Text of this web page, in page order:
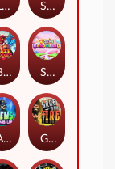
Life and Death Shadow Treasure
Blaze Buddies Sticky Candyland
Aliens Among Us Grug Make Fire